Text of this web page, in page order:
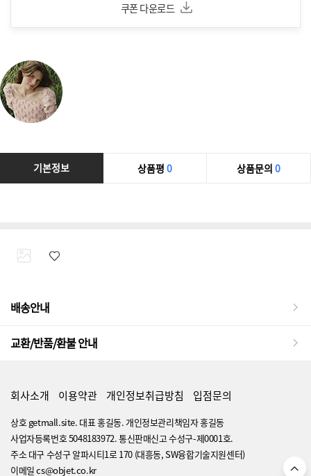
쿠폰 다운로드
기본정보 상품평 0 상품문의 0
배송안내
교환/반품/환불 안내
회사소개 이용약관 개인정보취급방침 입점문의
상호 getmall.site. 대표 홍길동. 개인정보관리책임자 홍길동
사업자등록번호 5048183972. 통신판매신고 수성구-제0001호.
주소 대구 수성구 알파시티1로 170 (대흥동, SW융합기술지원센터)
이메일 cs@objet.co.kr